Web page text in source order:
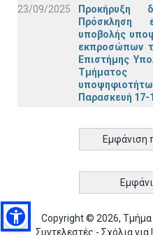
23/09/2025
Προκήρυξη
Πρόσκληση
υποβολής
εκπροσώπων
Επιστήμης
Τμήματος
Παρασκευή 17-
Εμφάνιση
Copyright © 2026,
Συντελεστές - Σχόλια για